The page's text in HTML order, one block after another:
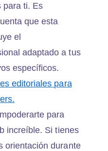
para ti. Es
que esta
el
adaptado a tus
específicos.
editoriales para
para
increíble. Si tienes
orientación durante